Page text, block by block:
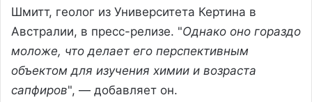
Шмитт, геолог из Университета Кертина в
Австралии, в пресс-релизе. "Однако оно гораздо
моложе, что делает его перспективным
объектом для изучения химии и возраста
сапфиров", — добавляет он.